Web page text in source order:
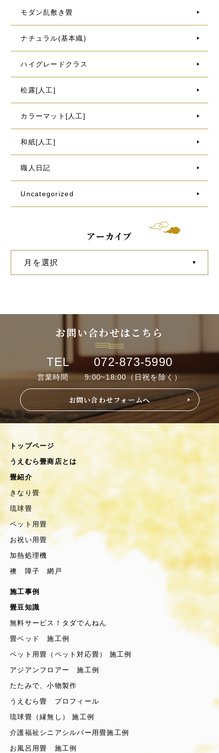
モダン乱敷き畳
ナチュラル(基本織)
ハイグレードクラス
松露[人工]
カラーマット[人工]
和紙[人工]
職人日記
Uncategorized
アーカイブ
お問い合わせはこちら
TEL 072-873-5990
営業時間 9:00~18:00（日祝を除く）
お問い合わせフォームへ
トップページ
うえむら畳商店とは
畳紹介
きなり畳
琉球畳
ペット用畳
お祝い用畳
加熱処理機
襖 障子 網戸
施工事例
畳豆知識
無料サービス！タダでんねん
畳ベッド 施工例
ペット用畳（ペット対応畳） 施工例
アジアンフロアー 施工例
たたみで、小物製作
うえむら畳 プロフィール
琉球畳（縁無し） 施工例
介護福祉シニアシルバー用畳施工例
お風呂用畳 施工例